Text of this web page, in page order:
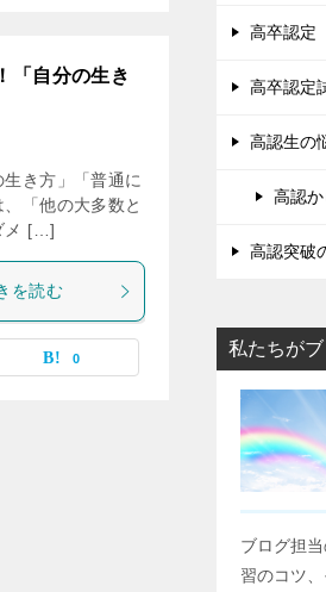
「自分の生き
き方」「普通に
「他の大多数と
メ […]
を読む
0
高卒認定
高卒認定
高認生の
高認
高認突破
私たちが
ブログ担
習のコツ